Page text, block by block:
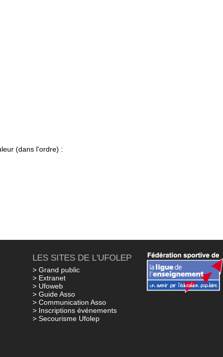
(dans l'ordre) :
LES SITES DE L'UFOLEP
> Grand public
> Extranet
> Ufoweb
> Guide Asso
> Communication Asso
> Inscriptions événements
> Secourisme Ufolep